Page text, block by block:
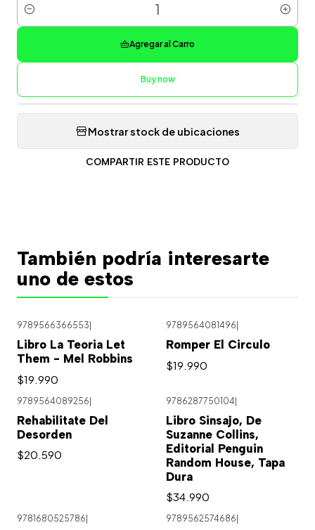
Cantidad
Agregar al Carro
Buy now
Mostrar stock de ubicaciones
COMPARTIR ESTE PRODUCTO
También podría interesarte
uno de estos
9789566366553
Libro La Teoria Let
Them - Mel Robbins
$19.990
9789564081496
Romper El Circulo
$19.990
9789564089256|
Rehabilitate Del
Desorden
$20.590
9786287750104|
Libro Sinsajo, De
Suzanne Collins,
Editorial Penguin
Random House, Tapa
Dura
$34.990
9781680525786 9789562574686